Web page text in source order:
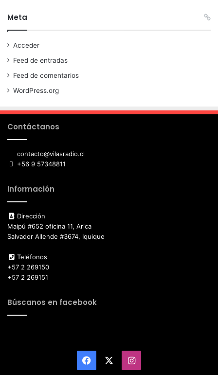
Meta
Acceder
Feed de entradas
Feed de comentarios
WordPress.org
Contáctanos
contacto@vilasradio.cl
+56 9 57348811
Información
Dirección
Maipú #652 oficina 11, Arica
Salvador Allende #3674, Iquique
Teléfonos
+57 2 269150
+57 2 269151
Búscanos en facebook
Facebook Instagram